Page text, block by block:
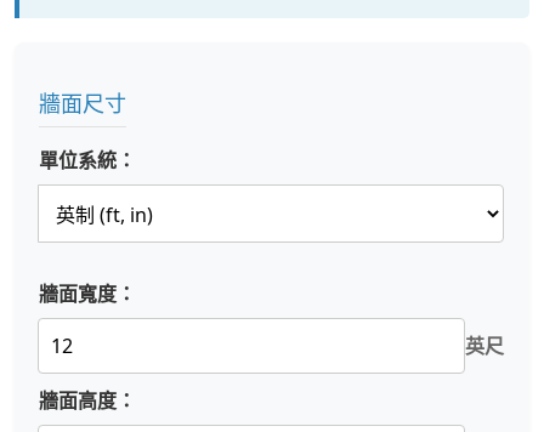
牆面尺寸
單位系統：
牆面寬度：
英尺
牆面高度：